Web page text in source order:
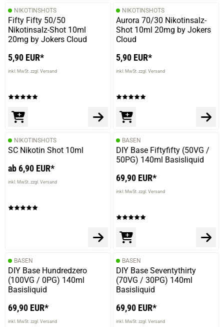
NIKOTINSHOTS
Fifty Fifty 50/50
Nikotinsalz-Shot 10ml
20mg by Jokers Cloud
5,90 EUR*
inkl. MwSt. zzgl. Versand
NIKOTINSHOTS
Aurora 70/30 Nikotinsalz-
Shot 10ml 20mg by Jokers
Cloud
5,90 EUR*
inkl. MwSt. zzgl. Versand
NIKOTINSHOTS
SC Nikotin Shot 10ml
ab 6,90 EUR*
inkl. MwSt. zzgl. Versand
BASEN
DIY Base Fiftyfifty (50VG /
50PG) 140ml Basisliquid
69,90 EUR*
inkl. MwSt. zzgl. Versand
BASEN
DIY Base Hundredzero
(100VG / 0PG) 140ml
Basisliquid
69,90 EUR*
inkl. MwSt. zzgl. Versand
BASEN
DIY Base Seventythirty
(70VG / 30PG) 140ml
Basisliquid
69,90 EUR*
inkl. MwSt. zzgl. Versand